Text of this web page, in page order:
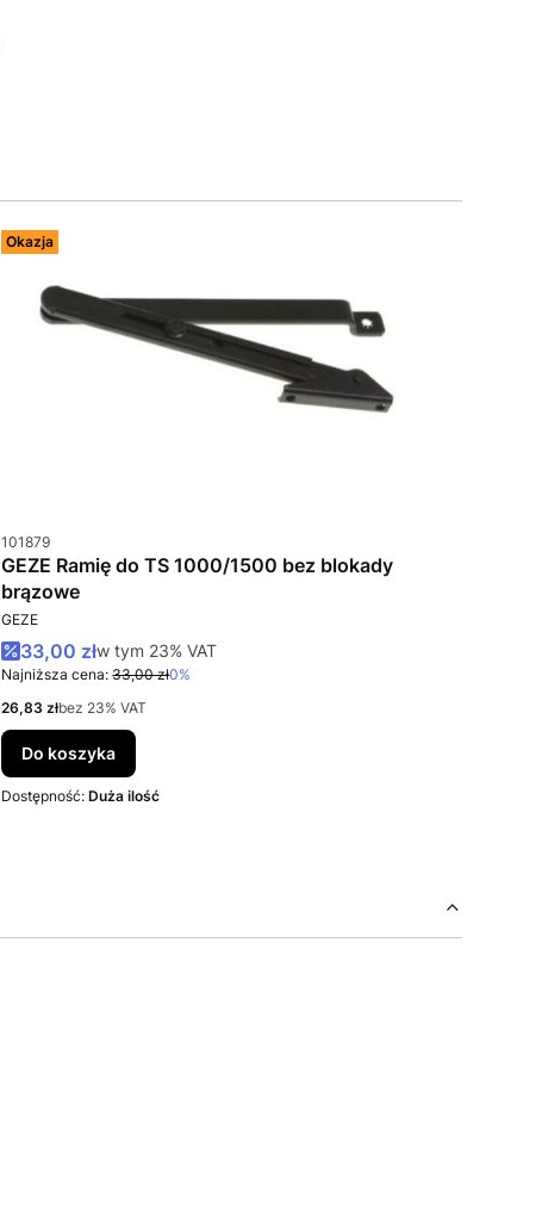
Okazja
Kod produktu
101879
GEZE Ramię do TS 1000/1500 bez blokady
brązowe
PRODUCENT
GEZE
Cena promocyjna brutto
33,00 złw tym %s VAT
w tym 23% VAT
Najniższa cena: 33,00 zł0%
Cena netto
26,83 złbez 23% VAT
Do koszyka
Dostępność:Duża ilość